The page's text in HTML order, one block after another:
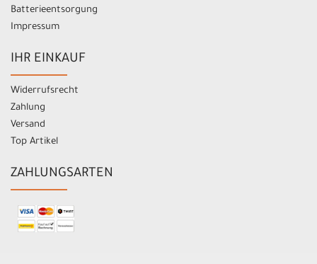
Batterieentsorgung
Impressum
IHR EINKAUF
Widerrufsrecht
Zahlung
Versand
Top Artikel
ZAHLUNGSARTEN